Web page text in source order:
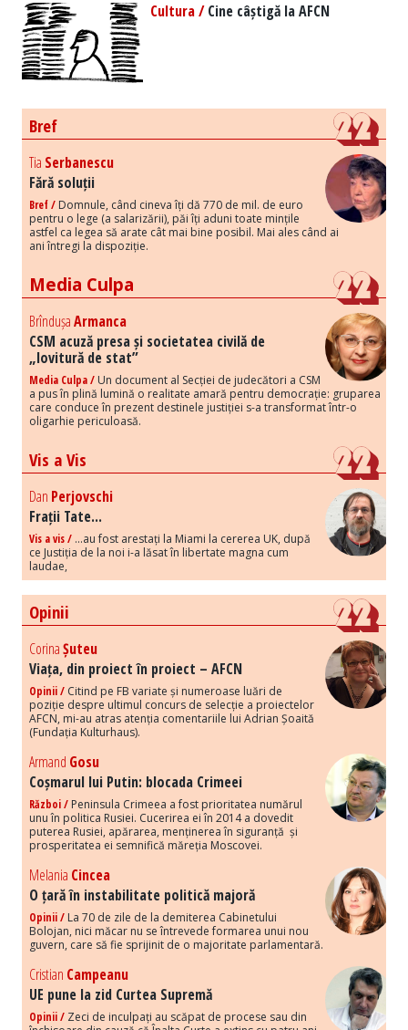
Cultura /Cine câștigă la AFCN
Bref
Tia Serbanescu
Fără soluții
Bref / Domnule, când cineva îți dă 770 de mil. de euro
pentru o lege (a salarizării), păi îți aduni toate mințile
astfel ca legea să arate cât mai bine posibil. Mai ales când ai
ani întregi la dispoziție.
Media Culpa
BrîndușaArmanca
CSM acuză presa și societatea civilă de
„lovitură de stat”
Media Culpa / Un document al Secției de judecători a CSM
a pus în plină lumină o realitate amară pentru democrație: gruparea
care conduce în prezent destinele justiției s-a transformat într-o
oligarhie periculoasă.
Vis a Vis
Dan Perjovschi
Frații Tate...
Vis a vis / ...au fost arestați la Miami la cererea UK, după
ce Justiția de la noi i-a lăsat în libertate magna cum
laudae,
Opinii
CorinaȘuteu
Viața, din proiect în proiect – AFCN
Opinii / Citind pe FB variate și numeroase luări de
poziție despre ultimul concurs de selecție a proiectelor
AFCN, mi-au atras atenția comentariile lui Adrian Șoaită
(Fundația Kulturhaus).
Armand Gosu
Coșmarul lui Putin: blocada Crimeei
Război / Peninsula Crimeea a fost prioritatea numărul
unu în politica Rusiei. Cucerirea ei în 2014 a dovedit
puterea Rusiei, apărarea, menținerea în siguranță și
prosperitatea ei semnifică măreția Moscovei.
Melania Cincea
O țară în instabilitate politică majoră
Opinii / La 70 de zile de la demiterea Cabinetului
Bolojan, nici măcar nu se întrevede formarea unui nou
guvern, care să fie sprijinit de o majoritate parlamentară.
Cristian Campeanu
UE pune la zid Curtea Supremă
Opinii / Zeci de inculpați au scăpat de procese sau din